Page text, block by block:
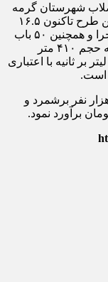
شهرستان گرمه
با اعلام این خبر گفت: جهت بهره برداری از این طرح تاکنون ۱۶.۵
کیلومتر خط انتقال و ۲ کیلومتر برق رسانی اجرا و همچنین ۵۰ باب
حوضچه شیرآلات، ۴ باب مخزن تعادلی بتنی به حجم ۴۱۰ متر
مکعب و یک باب ایستگاه پمپاژ به ظرفیت ۱۵ لیتر بر ثانیه با اعتباری
جمعیت بهره‌مند از این طرح‌ را بیش از ۳ هزار نفر برشمرد و